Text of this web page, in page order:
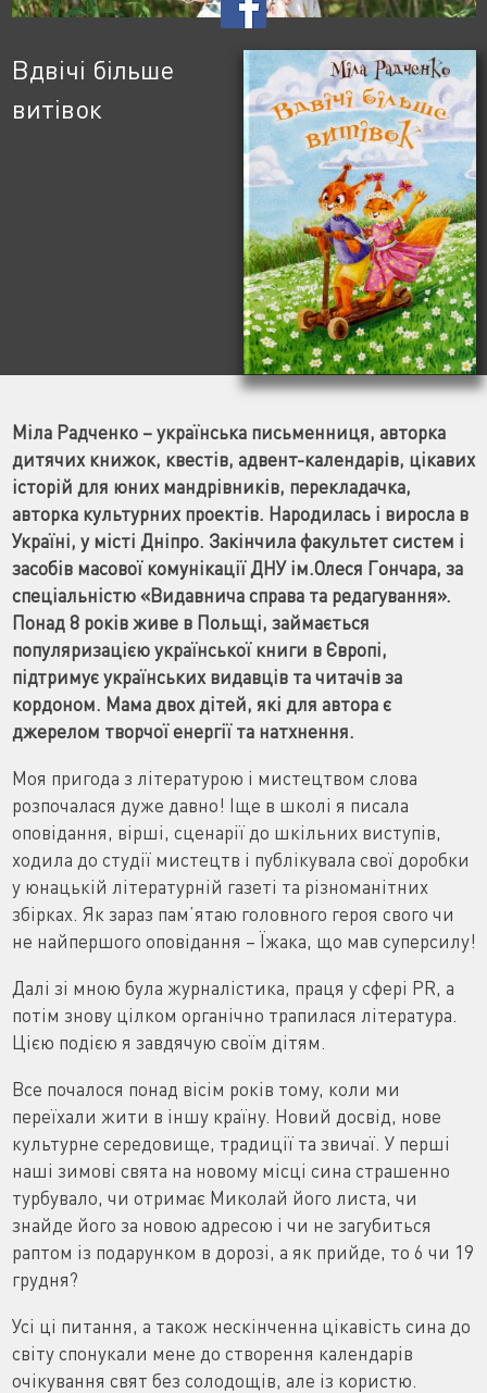
Вдвічі більше
витівок
Міла Радченко – українська письменниця, авторка
дитячих книжок, квестів, адвент-календарів, цікавих
історій для юних мандрівників, перекладачка,
авторка культурних проектів. Народилась і виросла в
Україні, у місті Дніпро. Закінчила факультет систем і
засобів масової комунікації ДНУ ім.Олеся Гончара, за
спеціальністю «Видавнича справа та редагування».
Понад 8 років живе в Польщі, займається
популяризацією української книги в Європі,
підтримує українських видавців та читачів за
кордоном. Мама двох дітей, які для автора є
джерелом творчої енергії та натхнення.
Моя пригода з літературою і мистецтвом слова
розпочалася дуже давно! Іще в школі я писала
оповідання, вірші, сценарії до шкільних виступів,
ходила до студії мистецтв і публікувала свої доробки
у юнацькій літературній газеті та різноманітних
збірках. Як зараз пам’ятаю головного героя свого чи
не найпершого оповідання – Їжака, що мав суперсилу!
Далі зі мною була журналістика, праця у сфері PR, а
потім знову цілком органічно трапилася література.
Цією подією я завдячую своїм дітям.
Все почалося понад вісім років тому, коли ми
переїхали жити в іншу країну. Новий досвід, нове
культурне середовище, традиції та звичаї. У перші
наші зимові свята на новому місці сина страшенно
турбувало, чи отримає Миколай його листа, чи
знайде його за новою адресою і чи не загубиться
раптом із подарунком в дорозі, а як прийде, то 6 чи 19
грудня?
Усі ці питання, а також нескінченна цікавість сина до
світу спонукали мене до створення календарів
очікування свят без солодощів, але із користю.